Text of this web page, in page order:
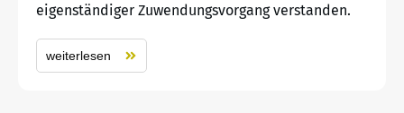
eigenständiger Zuwendungsvorgang verstanden.
weiterlesen